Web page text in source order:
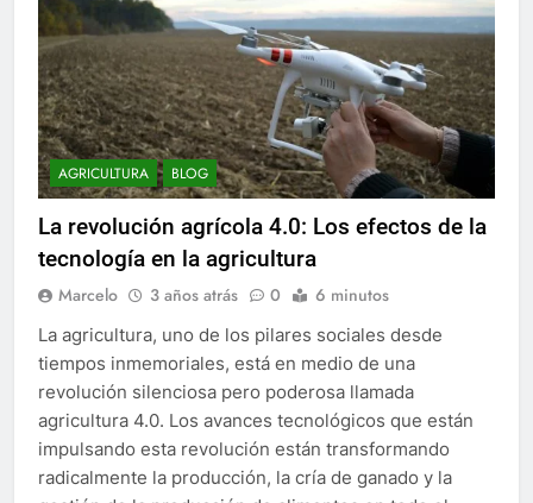
AGRICULTURA BLOG
La revolución agrícola 4.0: Los efectos de la
tecnología en la agricultura
Marcelo 3 años atrás 0 6 minutos
La agricultura, uno de los pilares sociales desde
tiempos inmemoriales, está en medio de una
revolución silenciosa pero poderosa llamada
agricultura 4.0. Los avances tecnológicos que están
impulsando esta revolución están transformando
radicalmente la producción, la cría de ganado y la